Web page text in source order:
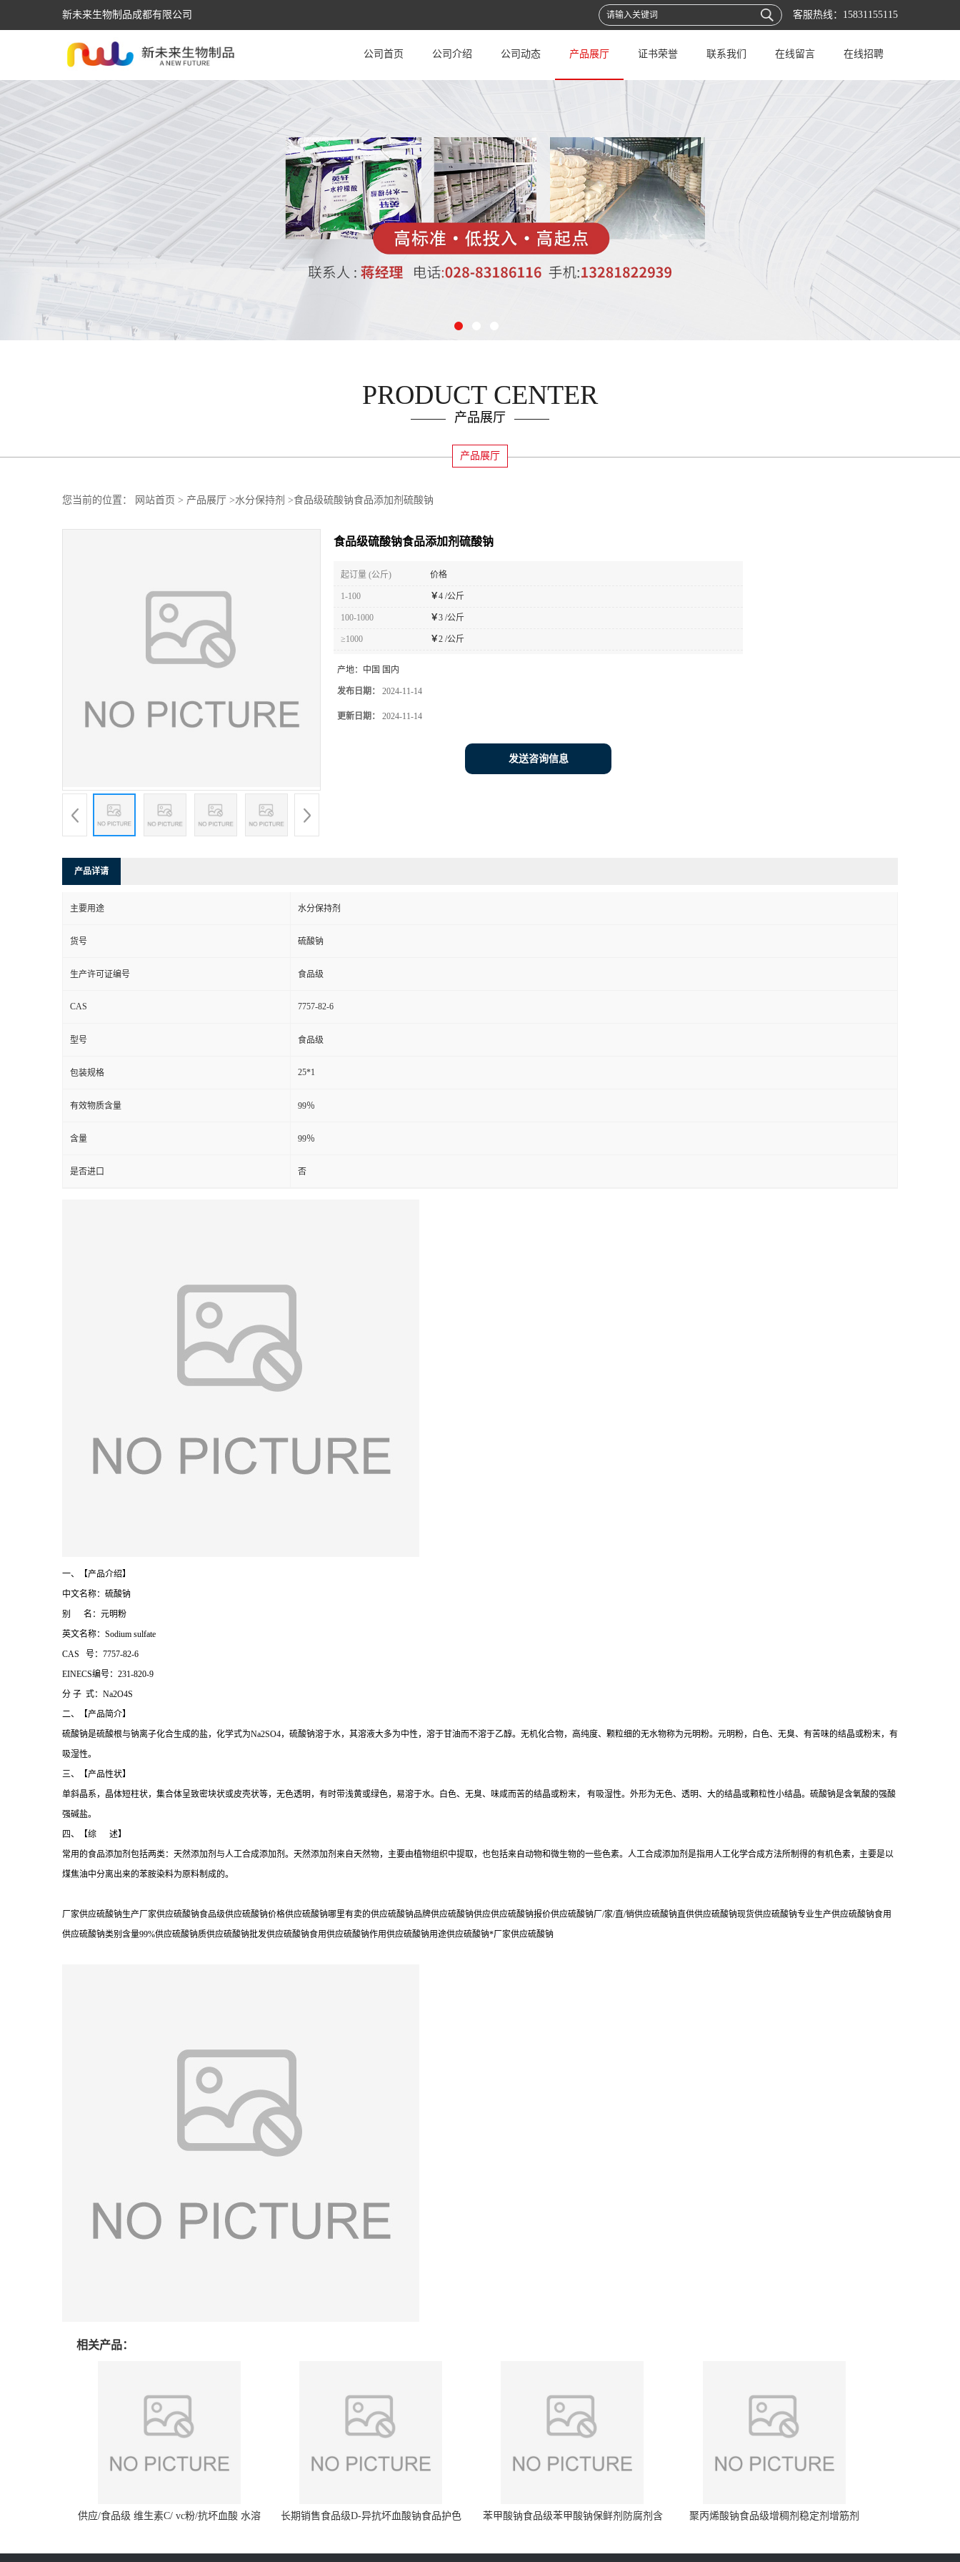
新未来生物制品成都有限公司 客服热线： 15831155115
公司首页 公司介绍 公司动态 产品展厅 证书荣誉 联系我们 在线留言 在线招聘
PRODUCT CENTER
产品展厅
产品展厅
您当前的位置： 网站首页 > 产品展厅 >水分保持剂 >食品级硫酸钠食品添加剂硫酸钠
食品级硫酸钠食品添加剂硫酸钠
起订量 (公斤) 价格
1-100 ￥4 /公斤
100-1000 ￥3 /公斤
≥1000 ￥2 /公斤
产地： 中国 国内
发布日期： 2024-11-14
更新日期： 2024-11-14
发送咨询信息
产品详请
主要用途 水分保持剂
货号 硫酸钠
生产许可证编号 食品级
CAS 7757-82-6
型号 食品级
包装规格 25*1
有效物质含量 99％
含量 99％
是否进口 否
一、【产品介绍】
中文名称：硫酸钠
别 名：元明粉
英文名称：Sodium sulfate
CAS 号：7757-82-6
EINECS编号：231-820-9
分 子 式：Na2O4S
二、【产品简介】
硫酸钠是硫酸根与钠离子化合生成的盐，化学式为Na2SO4，硫酸钠溶于水，其溶液大多为中性，溶于甘油而不溶于乙醇。无机化合物，高纯度、颗粒细的无水物称为元明粉。元明粉，白色、无臭、有苦味的结晶或粉末，有
吸湿性。
三、【产品性状】
单斜晶系，晶体短柱状，集合体呈致密块状或皮壳状等，无色透明，有时带浅黄或绿色，易溶于水。白色、无臭、味咸而苦的结晶或粉末， 有吸湿性。外形为无色、透明、大的结晶或颗粒性小结晶。硫酸钠是含氧酸的强酸
强碱盐。
四、【综 述】
常用的食品添加剂包括两类：天然添加剂与人工合成添加剂。天然添加剂来自天然物，主要由植物组织中提取，也包括来自动物和微生物的一些色素。人工合成添加剂是指用人工化学合成方法所制得的有机色素，主要是以
煤焦油中分离出来的苯胺染料为原料制成的。
厂家供应硫酸钠生产厂家供应硫酸钠食品级供应硫酸钠价格供应硫酸钠哪里有卖的供应硫酸钠品牌供应硫酸钠供应供应硫酸钠报价供应硫酸钠厂/家/直/销供应硫酸钠直供供应硫酸钠现货供应硫酸钠专业生产供应硫酸钠食用
供应硫酸钠类别含量99%供应硫酸钠质供应硫酸钠批发供应硫酸钠食用供应硫酸钠作用供应硫酸钠用途供应硫酸钠*厂家供应硫酸钠
相关产品：
供应/食品级 维生素C/ vc粉/抗坏血酸 水溶
长期销售食品级D-异抗坏血酸钠食品护色
苯甲酸钠食品级苯甲酸钠保鲜剂防腐剂含
聚丙烯酸钠食品级增稠剂稳定剂增筋剂